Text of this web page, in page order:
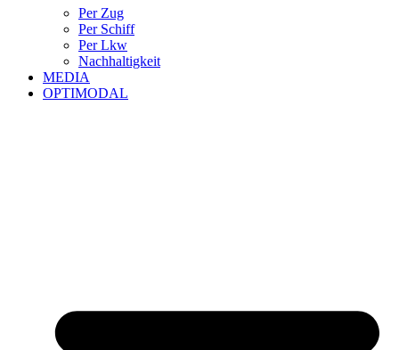
Per Zug
Per Schiff
Per Lkw
Nachhaltigkeit
MEDIA
OPTIMODAL